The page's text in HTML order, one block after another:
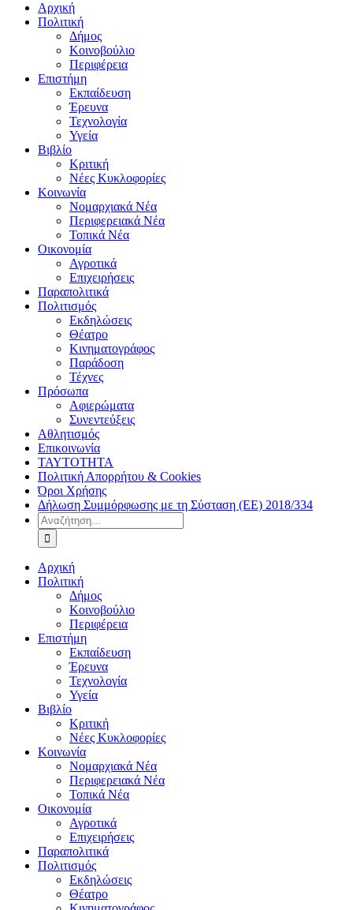
Αρχική
Πολιτική
Δήμος
Κοινοβούλιο
Περιφέρεια
Επιστήμη
Εκπαίδευση
Έρευνα
Τεχνολογία
Υγεία
Βιβλίο
Κριτική
Νέες Κυκλοφορίες
Κοινωνία
Νομαρχιακά Νέα
Περιφερειακά Νέα
Τοπικά Νέα
Οικονομία
Αγροτικά
Επιχειρήσεις
Παραπολιτικά
Πολιτισμός
Εκδηλώσεις
Θέατρο
Κινηματογράφος
Παράδοση
Τέχνες
Πρόσωπα
Αφιερώματα
Συνεντεύξεις
Αθλητισμός
Επικοινωνία
ΤΑΥΤΟΤΗΤΑ
Πολιτική Απορρήτου & Cookies
Όροι Χρήσης
Δήλωση Συμμόρφωσης με τη Σύσταση (ΕΕ) 2018/334
Αναζήτηση
για:
Αρχική
Πολιτική
Δήμος
Κοινοβούλιο
Περιφέρεια
Επιστήμη
Εκπαίδευση
Έρευνα
Τεχνολογία
Υγεία
Βιβλίο
Κριτική
Νέες Κυκλοφορίες
Κοινωνία
Νομαρχιακά Νέα
Περιφερειακά Νέα
Τοπικά Νέα
Οικονομία
Αγροτικά
Επιχειρήσεις
Παραπολιτικά
Πολιτισμός
Εκδηλώσεις
Θέατρο